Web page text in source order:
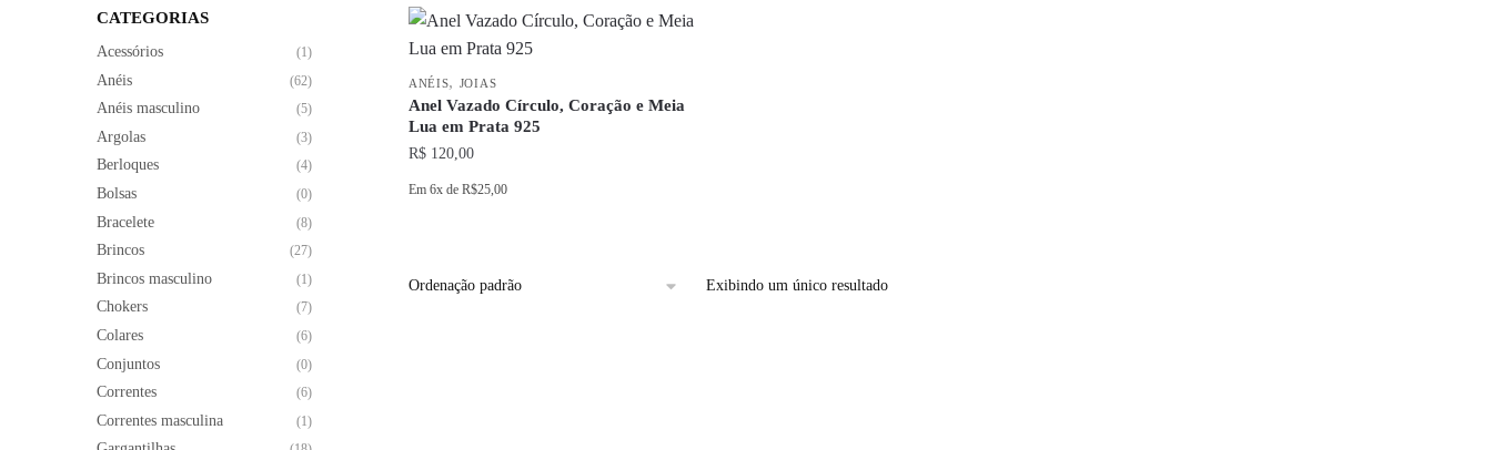
ANÉIS, JOIAS
Anel Vazado Círculo, Coração e Meia
Lua em Prata 925
R$120,00
Em 6xde R$25,00
tem
Exibindo um único resultado
CATEGORIAS
Acessórios (1)
Anéis (62)
Anéis masculino (5)
Argolas (3)
Berloques (4)
Bolsas (0)
Bracelete (8)
Brincos (27)
Brincos masculino (1)
Chokers (7)
Colares (6)
Conjuntos (0)
Correntes (6)
Correntes masculina (1)